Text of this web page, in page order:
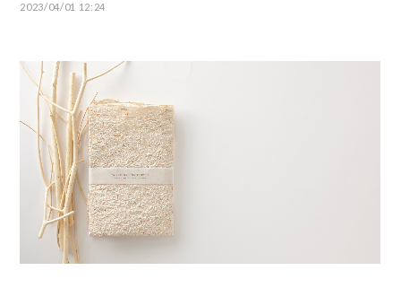
2023/04/01 12:24